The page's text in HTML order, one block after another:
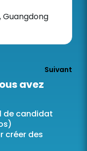
Guangdong
Suivant
avez
de candidat
créer des